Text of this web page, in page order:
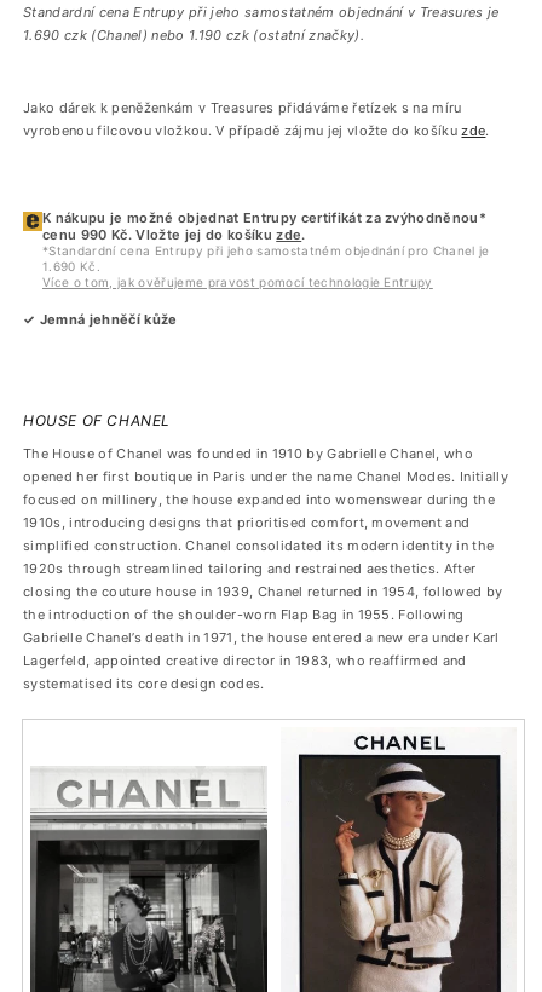
Standardní cena Entrupy při jeho samostatném objednání v Treasures je
1.690 czk (Chanel) nebo 1.190 czk (ostatní značky).
Jako dárek k peněženkám v Treasures přidáváme řetízek s na míru
vyrobenou filcovou vložkou. V případě zájmu jej vložte do košíkuzde.
K nákupu je možné objednat Entrupy certifikát za zvýhodněnou*
cenu 990 Kč. Vložte jej do košíkuzde.
*Standardní cena Entrupy při jeho samostatném objednání pro Chanel je
1.690 Kč.
Více o tom, jak ověřujeme pravost pomocí technologie Entrupy
✓ Jemná jehněčí kůže
HOUSE OF CHANEL
The House of Chanel was founded in 1910 by Gabrielle Chanel, who
opened her first boutique in Paris under the name Chanel Modes. Initially
focused on millinery, the house expanded into womenswear during the
1910s, introducing designs that prioritised comfort, movement and
simplified construction. Chanel consolidated its modern identity in the
1920s through streamlined tailoring and restrained aesthetics. After
closing the couture house in 1939, Chanel returned in 1954, followed by
the introduction of the shoulder-worn Flap Bag in 1955. Following
Gabrielle Chanel’s death in 1971, the house entered a new era under Karl
Lagerfeld, appointed creative director in 1983, who reaffirmed and
systematised its core design codes.